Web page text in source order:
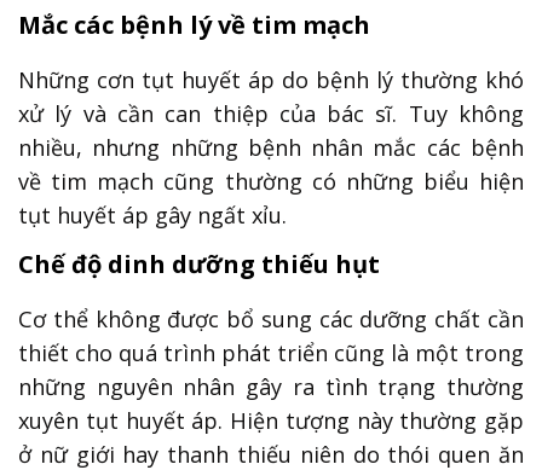
Mắc các bệnh lý về tim mạch
Những cơn tụt huyết áp do bệnh lý thường khó
xử lý và cần can thiệp của bác sĩ. Tuy không
nhiều, nhưng những bệnh nhân mắc các bệnh
về tim mạch cũng thường có những biểu hiện
tụt huyết áp gây ngất xỉu.
Chế độ dinh dưỡng thiếu hụt
Cơ thể không được bổ sung các dưỡng chất cần
thiết cho quá trình phát triển cũng là một trong
những nguyên nhân gây ra tình trạng thường
xuyên tụt huyết áp. Hiện tượng này thường gặp
ở nữ giới hay thanh thiếu niên do thói quen ăn